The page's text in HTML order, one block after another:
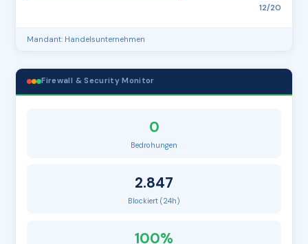
12/20
Mandant: Handelsunternehmen
Firewall & Security Monitor
0
Bedrohungen
2.847
Blockiert (24h)
100%